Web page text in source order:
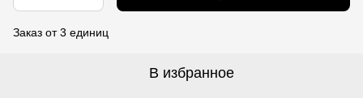
Заказ от 3 единиц
В избранное